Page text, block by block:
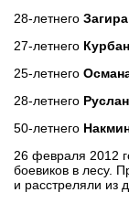
28-летнего
27-летнего
25-летнего
28-летнего
50-летнего
26 февраля 2012
боевиков в лесу.
и расстреляли из